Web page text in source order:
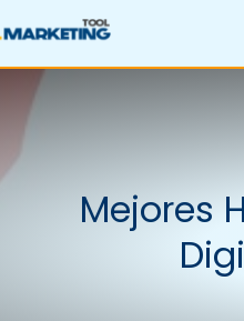
Mejores